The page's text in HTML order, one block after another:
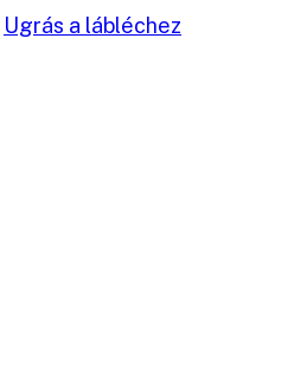
Ugrás a lábléchez